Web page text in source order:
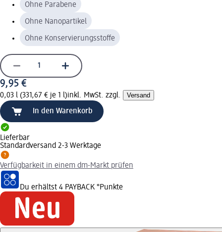
Ohne Parabene
Ohne Nanopartikel
Ohne Konservierungsstoffe
9,95 €
0,03 l (331,67 € je 1 l)inkl. MwSt. zzgl. Versand
In den Warenkorb
Lieferbar
Standardversand 2-3 Werktage
Verfügbarkeit in einem dm-Markt prüfen
Du erhältst 4 PAYBACK °Punkte